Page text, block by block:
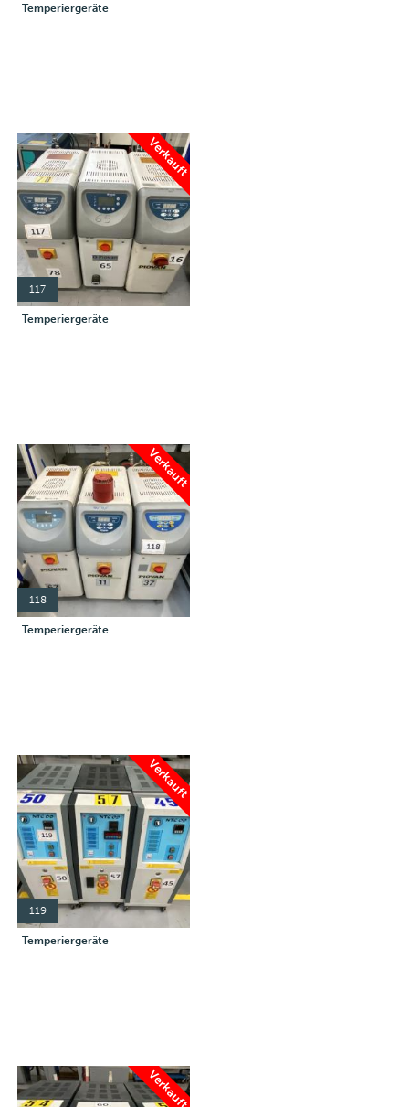
Temperiergeräte
Verkauft
117
Temperiergeräte
Verkauft
118
Temperiergeräte
Verkauft
119
Temperiergeräte
Verkauft